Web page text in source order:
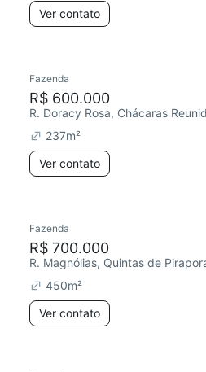
Ver contato
Fazenda
R$ 600.000
R. Doracy Rosa, Chácaras
237m²
Ver contato
Fazenda
R$ 700.000
R. Magnólias, Quintas de
450m²
Ver contato